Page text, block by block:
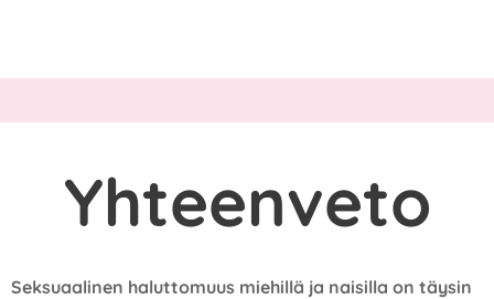
Yhteenveto
Seksuaalinen haluttomuus miehillä ja naisilla on täysin